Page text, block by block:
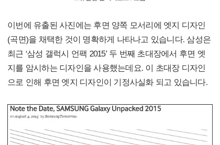
이번에 유출된 사진에는 후면 양쪽 모서리에 엣지 디자인
(곡면)을 채택한 것이 명확하게 나타나고 있습니다. 삼성은
최근 ‘삼성 갤럭시 언팩 2015’ 두 번째 초대장에서 후면 엣
지를 암시하는 디자인을 사용했는데요. 이 초대장 디자인
으로 인해 후면 엣지 디자인이 기정사실화 되고 있습니다.